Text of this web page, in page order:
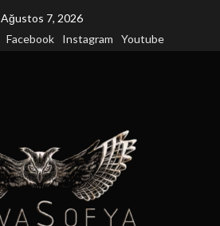
Ağustos 7, 2026
Facebook Instagram Youtube